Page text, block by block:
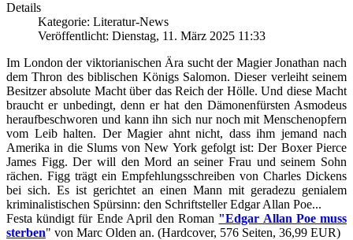
Details
Kategorie: Literatur-News
Veröffentlicht: Dienstag, 11. März 2025 11:33
Im London der viktorianischen Ära sucht der Magier Jonathan nach
dem Thron des biblischen Königs Salomon. Dieser verleiht seinem
Besitzer absolute Macht über das Reich der Hölle. Und diese Macht
braucht er unbedingt, denn er hat den Dämonenfürsten Asmodeus
heraufbeschworen und kann ihn sich nur noch mit Menschenopfern
vom Leib halten. Der Magier ahnt nicht, dass ihm jemand nach
Amerika in die Slums von New York gefolgt ist: Der Boxer Pierce
James Figg. Der will den Mord an seiner Frau und seinem Sohn
rächen. Figg trägt ein Empfehlungsschreiben von Charles Dickens
bei sich. Es ist gerichtet an einen Mann mit geradezu genialem
kriminalistischen Spürsinn: den Schriftsteller Edgar Allan Poe...
Festa kündigt für Ende April den Roman "Edgar Allan Poe muss
sterben" von Marc Olden an. (Hardcover, 576 Seiten, 36,99 EUR)